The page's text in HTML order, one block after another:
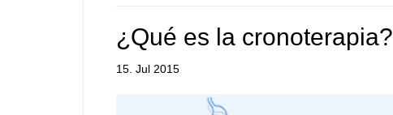
¿Qué es la cronoterapia?
15. Jul 2015